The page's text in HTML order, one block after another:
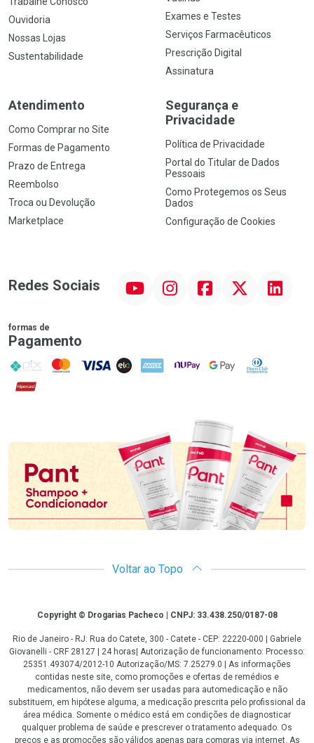
Ouvidoria
Nossas Lojas
Sustentabilidade
Exames e Testes
Serviços Farmacêuticos
Prescrição Digital
Assinatura
Atendimento
Como Comprar no Site
Formas de Pagamento
Prazo de Entrega
Reembolso
Troca ou Devolução
Marketplace
Segurança e
Privacidade
Política de Privacidade
Portal do Titular de Dados
Pessoais
Como Protegemos os Seus
Dados
Configuração de Cookies
Redes Sociais InstagramFacebook Linkedin
formas de
Pagamento
PIX MasterCard
VISA ELO AMEX NuPay Google PayDiners Club
Hipercard
Promoção em Destaque
Voltar ao Topo
CopyrightCopyright © Drogarias Pacheco | CNPJ: 33.438.250/0187-08
Rio de Janeiro - RJ: Rua do Catete, 300 - Catete - CEP: 22220-000 | Gabriele
Giovanelli - CRF 28127 | 24 horas| Autorização de funcionamento: Processo:
25351.493074/2012-10 Autorização/MS: 7.25279.0 | As informações
contidas neste site, como promoções e ofertas de remédios e
medicamentos, não devem ser usadas para automedicação e não
substituem, em hipótese alguma, a medicação prescrita pelo profissional da
área médica. Somente o médico está em condições de diagnosticar
qualquer problema de saúde e prescrever o tratamento adequado. Os
preços e as promoções são válidos apenas para compras via internet. As